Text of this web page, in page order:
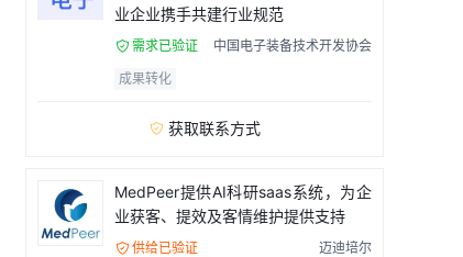
业企业携手共建行业规范
 需求已验证
中国电子装备技术开发协会
成果转化
 获取联系方式
MedPeer提供AI科研saas系统，为企
业获客、提效及客情维护提供支持
 供给已验证
迈迪培尔